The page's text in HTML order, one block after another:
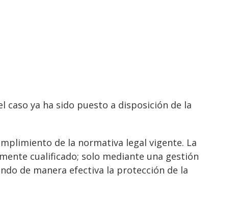
caso ya ha sido puesto a disposición de la
de la normativa legal vigente. La
cualificado; solo mediante una gestión
de manera efectiva la protección de la